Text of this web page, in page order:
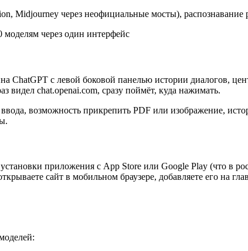
Midjourney через неофициальные мосты), распознавание
моделям через один интерфейс
ChatGPT с левой боковой панелью истории диалогов,
видел chat.openai.com, сразу поймёт, куда нажимать.
возможность прикрепить PDF или изображение,
приложения с App Store или Google Play (что в
сайт в мобильном браузере, добавляете его на